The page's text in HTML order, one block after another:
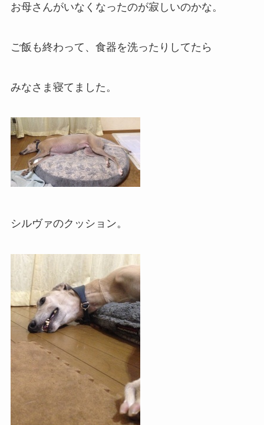
お母さんがいなくなったのが寂しいのかな。
ご飯も終わって、食器を洗ったりしてたら
みなさま寝てました。
シルヴァのクッション。